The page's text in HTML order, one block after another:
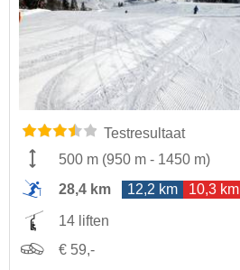
Testresultaat
500 m (950 m - 1450 m)
28,4 km
12,2 km 10,3 km
14 liften
€ 59,-